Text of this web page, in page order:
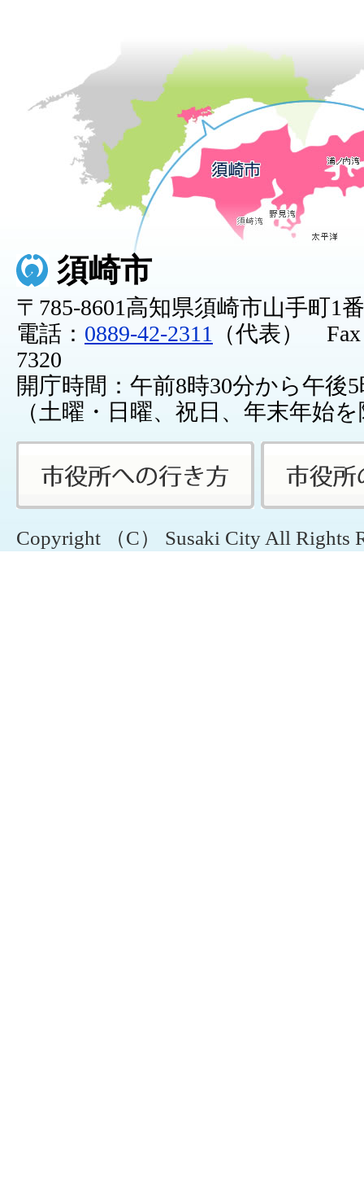
須崎市
〒785-8601高知県須崎市山手町1
電話： 0889-42-2311
（代表） Fax
7320
開庁時間：午前8時30分から午後
（土曜・日曜、祝日、年末年始
Copyright （C） Susaki City All Rights